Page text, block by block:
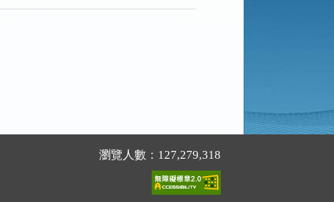
瀏覽人數：127,279,318